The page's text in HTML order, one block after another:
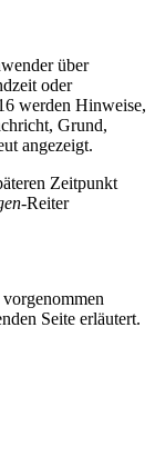
über
oder
werden Hinweise,
Grund,
angezeigt.
Zeitpunkt
-Reiter
Seite erläutert.